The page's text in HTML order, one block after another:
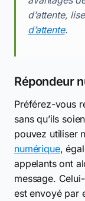
d’attente,
d’attente.
Répondeur
Préférez-vous
sans qu’ils
pouvez utiliser
numérique,
appelants ont
message.
est envoyé par